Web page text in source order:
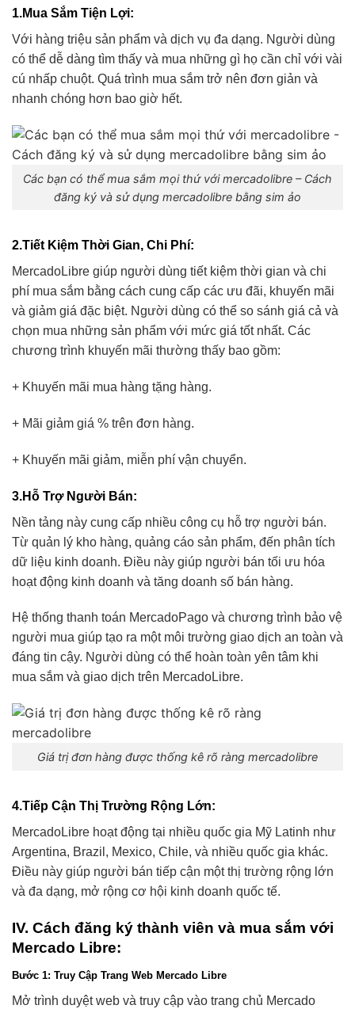
1.Mua Sắm Tiện Lợi:
Với hàng triệu sản phẩm và dịch vụ đa dạng. Người dùng
có thể dễ dàng tìm thấy và mua những gì họ cần chỉ với vài
cú nhấp chuột. Quá trình mua sắm trở nên đơn giản và
nhanh chóng hơn bao giờ hết.
Các bạn có thể mua sắm mọi thứ với mercadolibre – Cách
đăng ký và sử dụng mercadolibre bằng sim ảo
2.Tiết Kiệm Thời Gian, Chi Phí:
MercadoLibre giúp người dùng tiết kiệm thời gian và chi
phí mua sắm bằng cách cung cấp các ưu đãi, khuyến mãi
và giảm giá đặc biệt. Người dùng có thể so sánh giá cả và
chọn mua những sản phẩm với mức giá tốt nhất. Các
chương trình khuyến mãi thường thấy bao gồm:
+ Khuyến mãi mua hàng tặng hàng.
+ Mãi giảm giá % trên đơn hàng.
+ Khuyến mãi giảm, miễn phí vận chuyển.
3.Hỗ Trợ Người Bán:
Nền tảng này cung cấp nhiều công cụ hỗ trợ người bán.
Từ quản lý kho hàng, quảng cáo sản phẩm, đến phân tích
dữ liệu kinh doanh. Điều này giúp người bán tối ưu hóa
hoạt động kinh doanh và tăng doanh số bán hàng.
Hệ thống thanh toán MercadoPago và chương trình bảo vệ
người mua giúp tạo ra một môi trường giao dịch an toàn và
đáng tin cậy. Người dùng có thể hoàn toàn yên tâm khi
mua sắm và giao dịch trên MercadoLibre.
Giá trị đơn hàng được thống kê rõ ràng mercadolibre
4.Tiếp Cận Thị Trường Rộng Lớn:
MercadoLibre hoạt động tại nhiều quốc gia Mỹ Latinh như
Argentina, Brazil, Mexico, Chile, và nhiều quốc gia khác.
Điều này giúp người bán tiếp cận một thị trường rộng lớn
và đa dạng, mở rộng cơ hội kinh doanh quốc tế.
IV. Cách đăng ký thành viên và mua sắm với
Mercado Libre:
Bước 1: Truy Cập Trang Web Mercado Libre
Mở trình duyệt web và truy cập vào trang chủ Mercado